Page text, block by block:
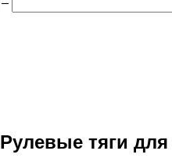
Рулевые тяги для